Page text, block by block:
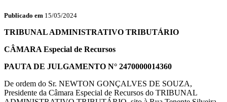
Publicado em 15/05/2024
TRIBUNAL ADMINISTRATIVO TRIBUTÁRIO
CÂMARA Especial de Recursos
PAUTA DE JULGAMENTO N° 2470000014360
De ordem do Sr. NEWTON GONÇALVES DE SOUZA,
Presidente da Câmara Especial de Recursos do TRIBUNAL